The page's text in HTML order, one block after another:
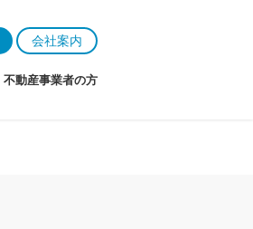
会社案内
不動産事業者の方